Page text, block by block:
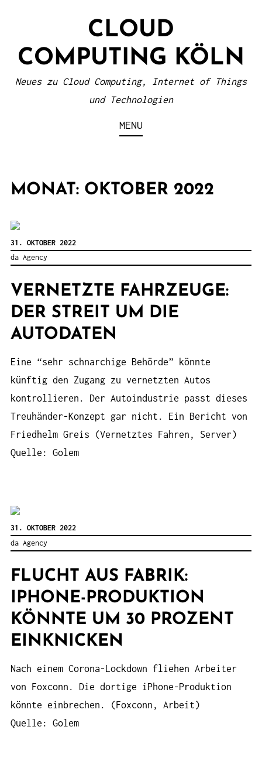
CLOUD
COMPUTING KÖLN
Neues zu Cloud Computing, Internet of Things
und Technologien
MENU
MONAT: OKTOBER 2022
31. OKTOBER 2022
da Agency
VERNETZTE FAHRZEUGE:
DER STREIT UM DIE
AUTODATEN
Eine “sehr schnarchige Behörde” könnte
künftig den Zugang zu vernetzten Autos
kontrollieren. Der Autoindustrie passt dieses
Treuhänder-Konzept gar nicht. Ein Bericht von
Friedhelm Greis (Vernetztes Fahren, Server)
Quelle: Golem
31. OKTOBER 2022
da Agency
FLUCHT AUS FABRIK:
IPHONE-PRODUKTION
KÖNNTE UM 30 PROZENT
EINKNICKEN
Nach einem Corona-Lockdown fliehen Arbeiter
von Foxconn. Die dortige iPhone-Produktion
könnte einbrechen. (Foxconn, Arbeit)
Quelle: Golem